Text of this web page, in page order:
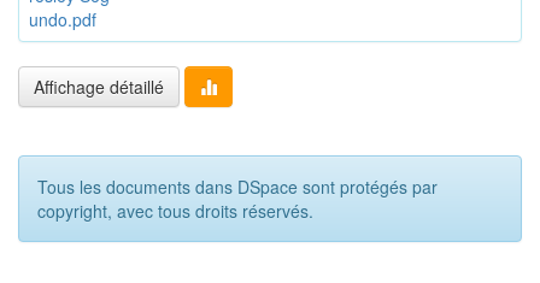
undo.pdf
Affichage détaillé
Tous les documents dans DSpace sont protégés par
copyright, avec tous droits réservés.